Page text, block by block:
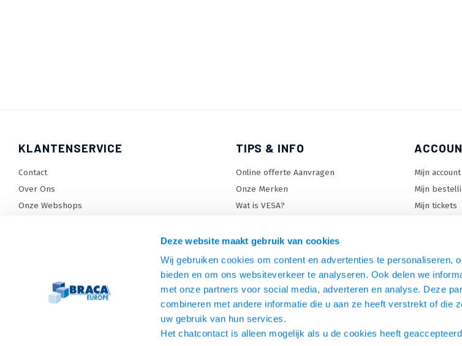
Deze website maakt gebruik van cookies
Wij gebruiken cookies om content en advertenties te personaliseren,
bieden en om ons websiteverkeer te analyseren. Ook delen we
met onze partners voor social media, adverteren en analyse. Deze
combineren met andere informatie die u aan ze heeft verstrekt of die
uw gebruik van hun services.
Het chatcontact is alleen mogelijk als u de cookies heeft
KLANTENSERVICE
Contact
Over Ons
Onze Webshops
Betaalmethoden en voorwaarden
Privacy policy
TIPS & INFO
Online offerte Aanvragen
Onze Merken
Wat is VESA?
TV standaard keuzehulp
TV lift keuzehulp
Monitorarm keuzehulp
SiteMap
Mijn account
Mijn
Mijn tickets